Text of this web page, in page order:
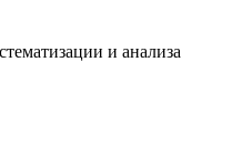
и анализа